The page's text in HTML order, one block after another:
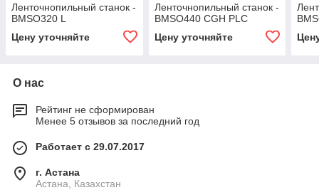
Ленточнопильный станок -
BMSO320 L
Цену уточняйте
Ленточнопильный станок -
BMSO440 CGH PLC
Цену уточняйте
О нас
Рейтинг не сформирован
Менее 5 отзывов за последний год
Работает с 29.07.2017
г. Астана
Астана, Казахстан